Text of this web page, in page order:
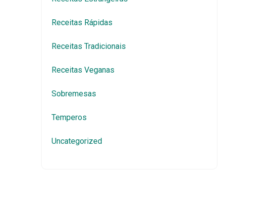
Receitas Rápidas
Receitas Tradicionais
Receitas Veganas
Sobremesas
Temperos
Uncategorized